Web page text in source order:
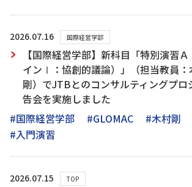
2026.07.16 国際経営学部
【国際経営学部】新科目「特別演習
インⅠ：協創的議論）」（担当教員：
剛）でJTBとのコンサルティングプロ
告会を実施しました
#国際経営学部
#GLOMAC #木村剛
#入門演習
2026.07.15 TOP